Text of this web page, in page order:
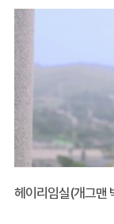
헤이리임실(개그맨